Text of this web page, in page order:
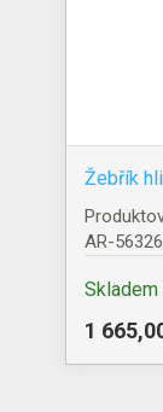
Žebřík
AR-
Skladem
1